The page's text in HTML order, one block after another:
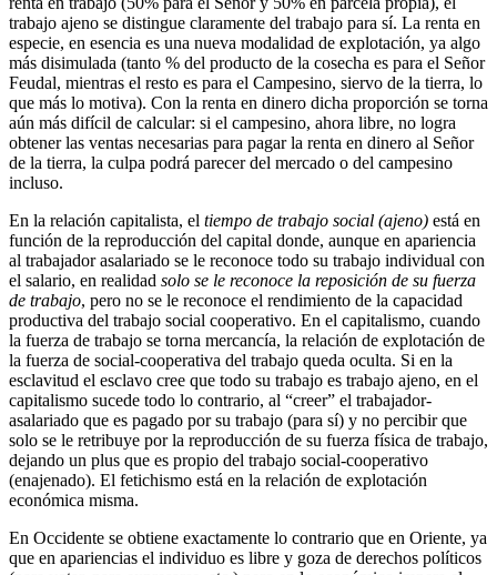
trabajo ajeno se distingue claramente del trabajo para sí. La renta en
especie, en esencia es una nueva modalidad de explotación, ya algo
más disimulada (tanto % del producto de la cosecha es para el Señor
Feudal, mientras el resto es para el Campesino, siervo de la tierra, lo
que más lo motiva). Con la renta en dinero dicha proporción se torna
aún más difícil de calcular: si el campesino, ahora libre, no logra
obtener las ventas necesarias para pagar la renta en dinero al Señor
de la tierra, la culpa podrá parecer del mercado o del campesino
incluso.
En la relación capitalista, el tiempo de trabajo social (ajeno) está en
función de la reproducción del capital donde, aunque en apariencia
al trabajador asalariado se le reconoce todo su trabajo individual con
el salario, en realidad solo se le reconoce la reposición de su fuerza
de trabajo, pero no se le reconoce el rendimiento de la capacidad
productiva del trabajo social cooperativo. En el capitalismo, cuando
la fuerza de trabajo se torna mercancía, la relación de explotación de
la fuerza de social-cooperativa del trabajo queda oculta. Si en la
esclavitud el esclavo cree que todo su trabajo es trabajo ajeno, en el
capitalismo sucede todo lo contrario, al “creer” el trabajador-
asalariado que es pagado por su trabajo (para sí) y no percibir que
solo se le retribuye por la reproducción de su fuerza física de trabajo,
dejando un plus que es propio del trabajo social-cooperativo
(enajenado). El fetichismo está en la relación de explotación
económica misma.
En Occidente se obtiene exactamente lo contrario que en Oriente, ya
que en apariencias el individuo es libre y goza de derechos políticos